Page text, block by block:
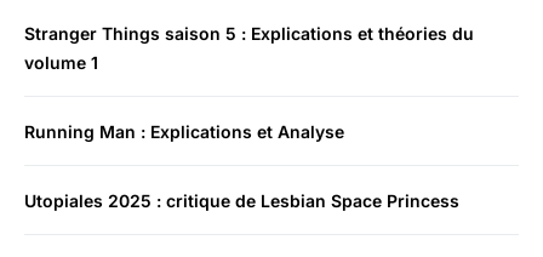
Stranger Things saison 5 : Explications et théories du
volume 1
Running Man : Explications et Analyse
Utopiales 2025 : critique de Lesbian Space Princess